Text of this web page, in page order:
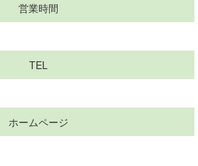
営業時間
TEL
ホームページ